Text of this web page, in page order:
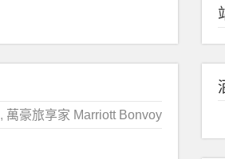
, 萬豪旅享家 Marriott Bonvoy